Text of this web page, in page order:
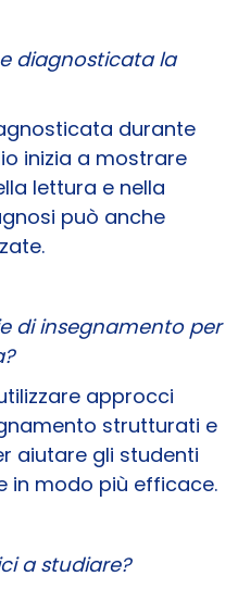
diagnosticata la
durante
inizia a mostrare
lettura e nella
può anche
di insegnamento per
approcci
strutturati e
aiutare gli studenti
in modo più efficace.
a studiare?